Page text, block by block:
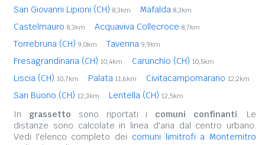
San Giovanni Lipioni (CH) 8,3km Mafalda 8,3km
Castelmauro 8,3km Acquaviva Collecroce 8,7km
Torrebruna (CH) 9,0km Tavenna 9,9km
Fresagrandinaria (CH) 10,4km Carunchio (CH) 10,5km
Liscia (CH) 10,7km Palata 11,6km Civitacampomarano 12,2km
San Buono (CH) 12,3km Lentella (CH) 12,5km
In grassetto sono riportati i comuni confinanti. Le
distanze sono calcolate in linea d'aria dal centro urbano.
Vedi l'elenco completo dei comuni limitrofi a Montemitro